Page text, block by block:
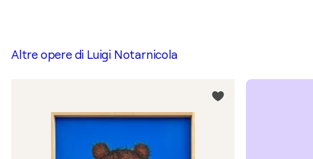
Altre opere di Luigi Notarnicola